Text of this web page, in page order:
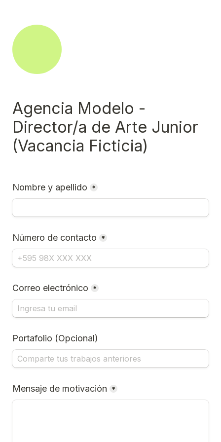
Agencia Modelo -
Director/a de Arte Junior
(Vacancia Ficticia)
Nombre y apellido *
Número de contacto *
Correo electrónico *
Portafolio (Opcional)
Mensaje de motivación *